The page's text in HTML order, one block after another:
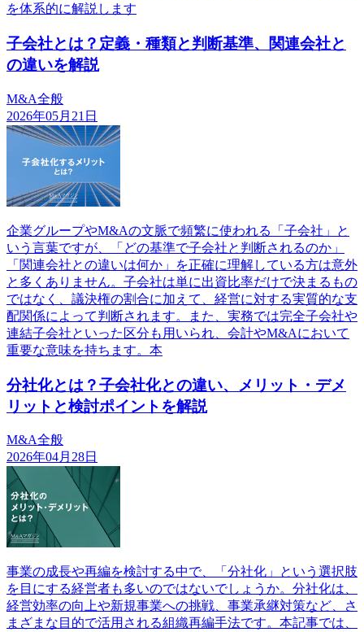
を体系的に解説します
子会社とは？定義・種類と判断基準、関連会社と
の違いを解説
M&A全般
2026年05月21日
企業グループやM&Aの文脈で頻繁に使われる「子会社」と
いう言葉ですが、「どの基準で子会社と判断されるのか」
「関連会社との違いは何か」を正確に理解している方は意外
と多くありません。子会社は単に出資比率だけで決まるもの
ではなく、議決権の割合に加えて、経営に対する実質的な支
配関係によって判断されます。また、実務では完全子会社や
連結子会社といった区分も用いられ、会計やM&Aにおいて
重要な意味を持ちます。本
分社化とは？子会社化との違い、メリット・デメ
リットと検討ポイントを解説
M&A全般
2026年04月28日
事業の成長や再編を検討する中で、「分社化」という選択肢
を目にする経営者も多いのではないでしょうか。分社化は、
経営効率の向上や新規事業への挑戦、事業承継対策など、さ
まざまな目的で活用される組織再編手法です。本記事では、